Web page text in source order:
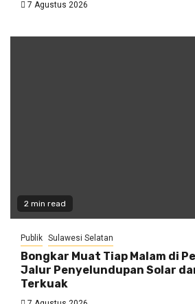
7 Agustus 2026
2 min read
Publik Sulawesi Selatan
Bongkar Muat Tiap Malam di
Jalur Penyelundupan Solar
Terkuak